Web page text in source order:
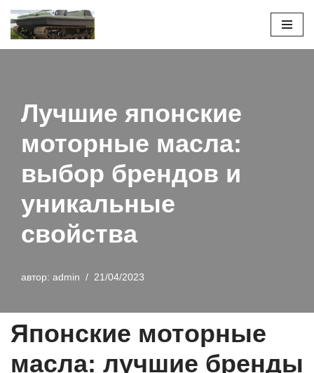
Перейти
Лучшие японские
моторные масла:
выбор брендов и
уникальные
свойства
автор: admin 21/04/2023
Японские моторные
масла: лучшие бренды